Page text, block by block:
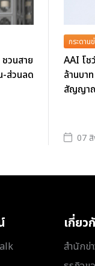
วนสาย
-ส่วนลด
กระดาน
AAI โช
ล้านบา
สัญญา
07
เกี่ยว
สำนักข่